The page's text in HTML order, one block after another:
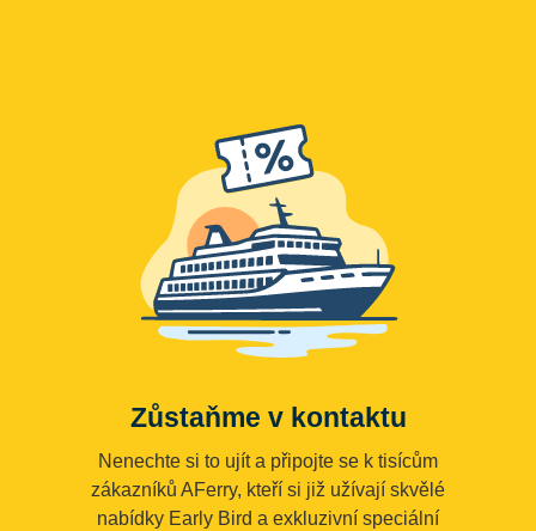
Zůstaňme v kontaktu
Nenechte si to ujít a připojte se k tisícům
zákazníků AFerry, kteří si již užívají skvělé
nabídky Early Bird a exkluzivní speciální